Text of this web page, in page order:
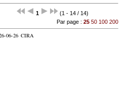
1
(1 - 14 / 14)
Par page : 25 50 100 200
06-26 CIRA